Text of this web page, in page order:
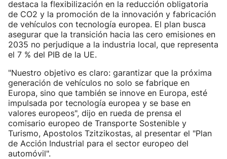
destaca la flexibilización en la reducción obligatoria
de CO2 y la promoción de la innovación y fabricación
de vehículos con tecnología europea. El plan busca
asegurar que la transición hacia las cero emisiones en
2035 no perjudique a la industria local, que representa
el 7 % del PIB de la UE.
"Nuestro objetivo es claro: garantizar que la próxima
generación de vehículos no solo se fabrique en
Europa, sino que también se innove en Europa, esté
impulsada por tecnología europea y se base en
valores europeos", dijo en rueda de prensa el
comisario europeo de Transporte Sostenible y
Turismo, Apostolos Tzitzikostas, al presentar el "Plan
de Acción Industrial para el sector europeo del
automóvil".